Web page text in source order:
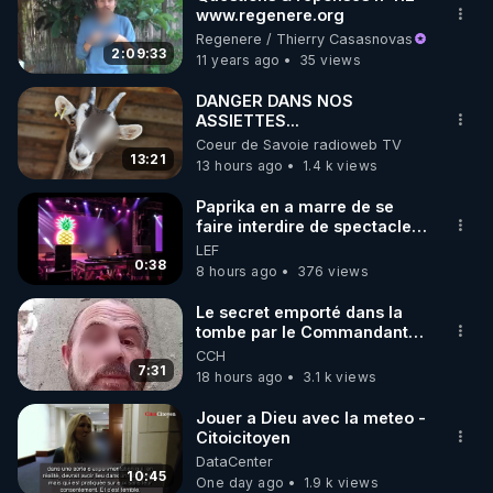
🌱 INSTAGRAM
https://www.instagram.com/rdlr_thierrycasasnovas/
http://rgnr.li/instagram
🌱 LA NEWSLETTER
Pour ne pas rater l’actualité RGNR (stages,
http://rgnr.li/news
🌱 VIDÉOS NON CENSURÉES SUR ODYSEE
Toutes les vidéos Youtube sont aussi sur la
http://rgnr.li/odysee
🌱 LES STAGES EN PRÉSENTIEL
http://rgnr.li/stages
2:09:33
www.regenere.org
Regenere / Thierry Casasnovas
11 years ago
35 views
13:21
DANGER DANS NOS
ASSIETTES...
Coeur de Savoie radioweb TV
13 hours ago
1.4 k views
0:38
Paprika en a marre de se
faire interdire de spectacle.
Elle décide donc de devenir
DJ !
LEF
8 hours ago
376 views
7:31
Le secret emporté dans la
tombe par le Commandant
Cousteau le 25 juin 1997
CCH
18 hours ago
3.1 k views
10:45
Jouer a Dieu avec la meteo -
Citoicitoyen
DataCenter
One day ago
1.9 k views